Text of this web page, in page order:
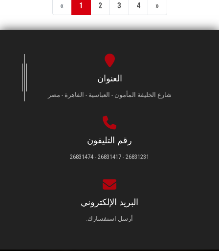
« 1 2 3 4 »
العنوان
شارع الخليفة المأمون - العباسية - القاهرة - مصر
رقم التليفون
26831231 - 26831417 - 26831474
البريد الإلكتروني
أرسل استفسارك.